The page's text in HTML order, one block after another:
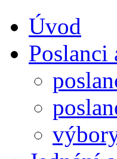
Úvod
Poslanci